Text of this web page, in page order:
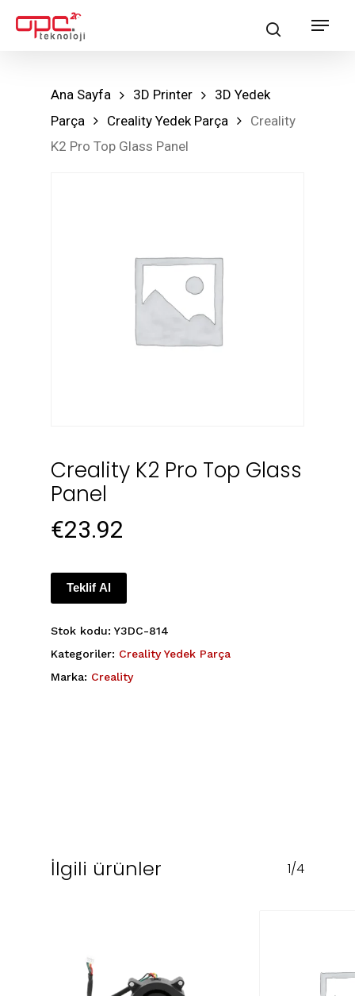
searchMenu
Ana Sayfa 3D Printer
3D Yedek
Parça
Creality Yedek Parça
Creality
K2 Pro Top Glass Panel
Creality K2 Pro Top Glass
Panel
€23.92
Teklif Al
Stok kodu: Y3DC-814
Kategoriler: Creality Yedek Parça
Marka: Creality
İlgili ürünler 1/4